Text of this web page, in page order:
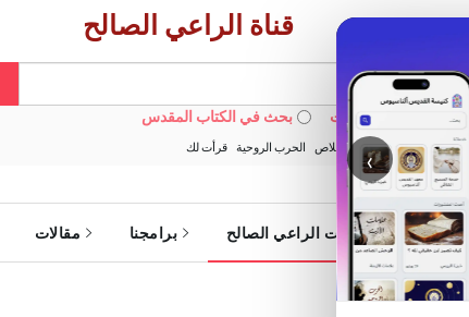
‹
قناة الراعي الصالح
بحث في الويبسايت بحث في الكتاب المقدس
الأكثر بحثًا: خبزنا اليومي الخلاص الحرب الروحية قرأت لك
الرئيسية خدمات الراعي الصالح برامجنا مقالات